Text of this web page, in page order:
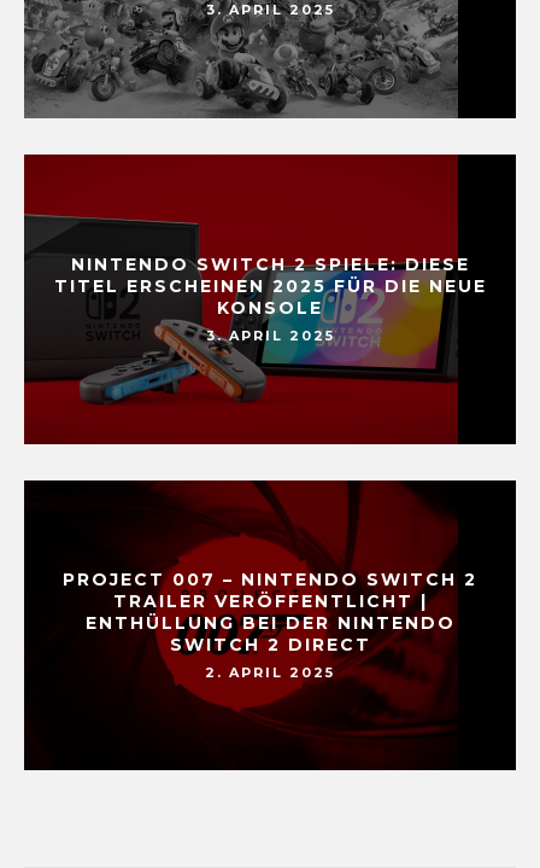
3. APRIL 2025
NINTENDO SWITCH 2 SPIELE: DIESE
TITEL ERSCHEINEN 2025 FÜR DIE NEUE
KONSOLE
3. APRIL 2025
PROJECT 007 – NINTENDO SWITCH 2
TRAILER VERÖFFENTLICHT |
ENTHÜLLUNG BEI DER NINTENDO
SWITCH 2 DIRECT
2. APRIL 2025